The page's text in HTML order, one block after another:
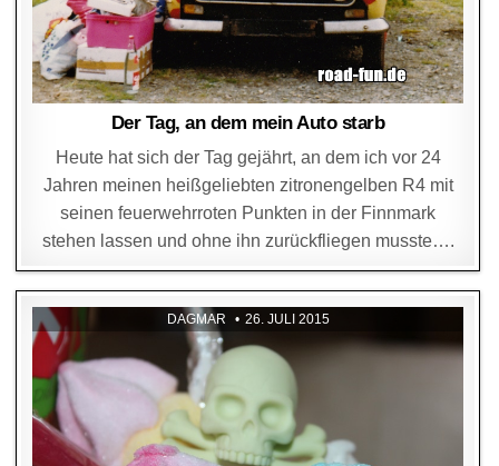
Der Tag, an dem mein Auto starb
Heute hat sich der Tag gejährt, an dem ich vor 24
Jahren meinen heißgeliebten zitronengelben R4 mit
seinen feuerwehrroten Punkten in der Finnmark
stehen lassen und ohne ihn zurückfliegen musste….
DAGMAR 26. JULI 2015